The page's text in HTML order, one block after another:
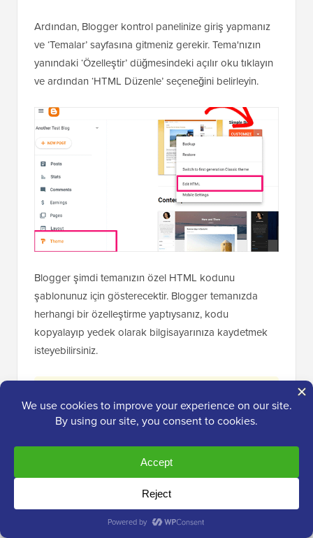
Ardından, Blogger kontrol panelinize giriş yapmanız
ve ‘Temalar’ sayfasına gitmeniz gerekir. Tema'nızın
yanındaki ‘Özelleştir’ düğmesindeki açılır oku tıklayın
ve ardından ‘HTML Düzenle’ seçeneğini belirleyin.
Blogger şimdi temanızın özel HTML kodunu
şablonunuz için gösterecektir. Blogger temanızda
herhangi bir özelleştirme yaptıysanız, kodu
kopyalayıp yedek olarak bilgisayarınıza kaydetmek
isteyebilirsiniz.
⚠️ Herhangi bir şeyi silmeden önce, mevcut
Blogger tema HTML'sinin TAMAMINI
Yönlendirmeyi geri almak veya orijinal Blogger
temanızı geri yüklemek isterseniz buna
ihtiyacınız olacaktır.